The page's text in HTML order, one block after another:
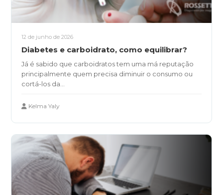
12 de junho de 2026
Diabetes e carboidrato, como equilibrar?
Já é sabido que carboidratos tem uma má reputação
principalmente quem precisa diminuir o consumo ou
cortá-los da...
Kelma Yaly